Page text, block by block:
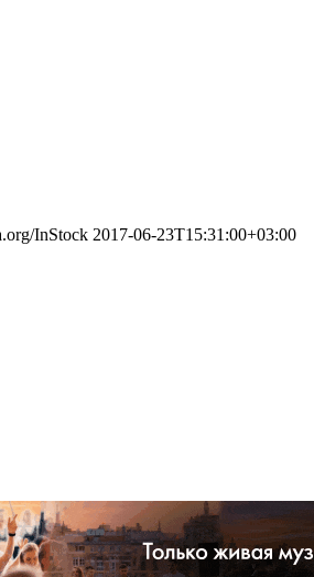
InStock 2017-06-23T15:31:00+03:00